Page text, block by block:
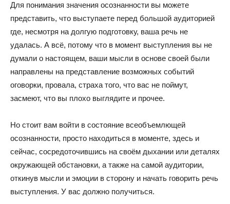
Для понимания значения осознанности вы можете
представить, что выступаете перед большой аудиторией
где, несмотря на долгую подготовку, ваша речь не
удалась. А всё, потому что в момент выступления вы не
думали о настоящем, ваши мысли в основе своей были
направлены на представление возможных событий
оговорки, провала, страха того, что вас не поймут,
засмеют, что вы плохо выглядите и прочее.
Но стоит вам войти в состояние всеобъемлющей
осознанности, просто находиться в моменте, здесь и
сейчас, сосредоточившись на своём дыхании или деталях
окружающей обстановки, а также на самой аудитории,
откинув мысли и эмоции в сторону и начать говорить речь
выступления. У вас должно получиться.